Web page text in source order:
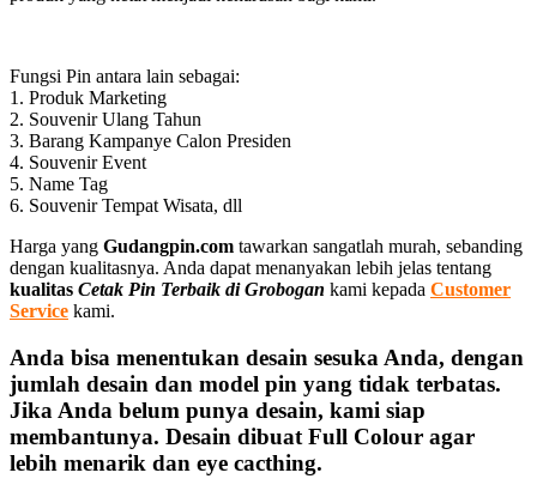
Fungsi Pin antara lain sebagai:
1. Produk Marketing
2. Souvenir Ulang Tahun
3. Barang Kampanye Calon Presiden
4. Souvenir Event
5. Name Tag
6. Souvenir Tempat Wisata, dll
Harga yang Gudangpin.com tawarkan sangatlah murah, sebanding
dengan kualitasnya. Anda dapat menanyakan lebih jelas tentang
kualitas Cetak Pin Terbaik di Grobogan kami kepada Customer
Service kami.
Anda bisa menentukan desain sesuka Anda, dengan
jumlah desain dan model pin yang tidak terbatas.
Jika Anda belum punya desain, kami siap
membantunya. Desain dibuat Full Colour agar
lebih menarik dan eye cacthing.